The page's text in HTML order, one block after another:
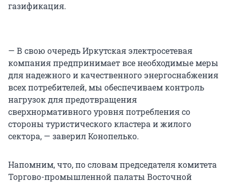
газификация.
— В свою очередь Иркутская электросетевая
компания предпринимает все необходимые меры
для надежного и качественного энергоснабжения
всех потребителей, мы обеспечиваем контроль
нагрузок для предотвращения
сверхнормативного уровня потребления со
стороны туристического кластера и жилого
сектора, — заверил Конопелько.
Напомним, что, по словам председателя комитета
Торгово-промышленной палаты Восточной